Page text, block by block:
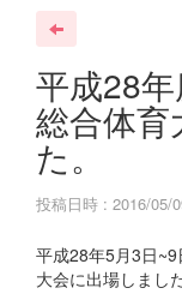
平成28
総合体育
た。
投稿日時 : 2016/05/
平成28年5月3日
大会に出場しまし